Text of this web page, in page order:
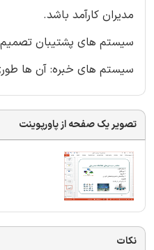
مدیران کارآمد باشد.
سیستم های پشتیبان تصمیم
سیستم های خبره: آن ها
تصویر یک صفحه از پاورپوینت
نکات